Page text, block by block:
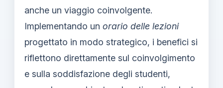
anche un viaggio coinvolgente.
Implementando un orario delle lezioni
progettato in modo strategico, i benefici si
riflettono direttamente sul coinvolgimento
e sulla soddisfazione degli studenti,